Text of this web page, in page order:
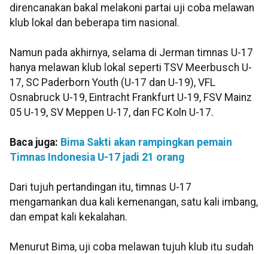
direncanakan bakal melakoni partai uji coba melawan
klub lokal dan beberapa tim nasional.
Namun pada akhirnya, selama di Jerman timnas U-17
hanya melawan klub lokal seperti TSV Meerbusch U-
17, SC Paderborn Youth (U-17 dan U-19), VFL
Osnabruck U-19, Eintracht Frankfurt U-19, FSV Mainz
05 U-19, SV Meppen U-17, dan FC Koln U-17.
Baca juga: Bima Sakti akan rampingkan pemain
Timnas Indonesia U-17 jadi 21 orang
Dari tujuh pertandingan itu, timnas U-17
mengamankan dua kali kemenangan, satu kali imbang,
dan empat kali kekalahan.
Menurut Bima, uji coba melawan tujuh klub itu sudah